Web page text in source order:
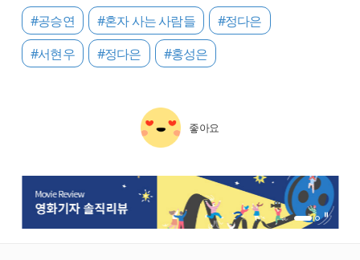
#공승연 #혼자 사는 사람들
#정다은
#서현우
#정다은 #홍성은
좋아요
1번 배너 보기
2번 배너 보기